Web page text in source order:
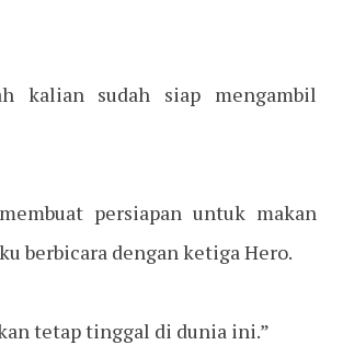
kalian sudah siap mengambil
persiapan untuk makan
berbicara dengan ketiga Hero.
tetap tinggal di dunia ini.”